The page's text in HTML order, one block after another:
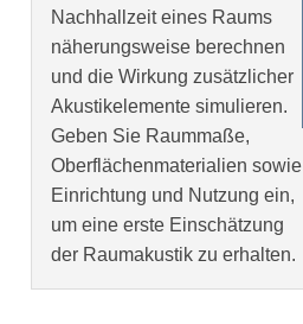
Nachhallzeit eines Raums
näherungsweise berechnen
und die Wirkung zusätzlicher
Akustikelemente simulieren.
Geben Sie Raummaße,
Oberflächenmaterialien sowie
Einrichtung und Nutzung ein,
um eine erste Einschätzung
der Raumakustik zu erhalten.